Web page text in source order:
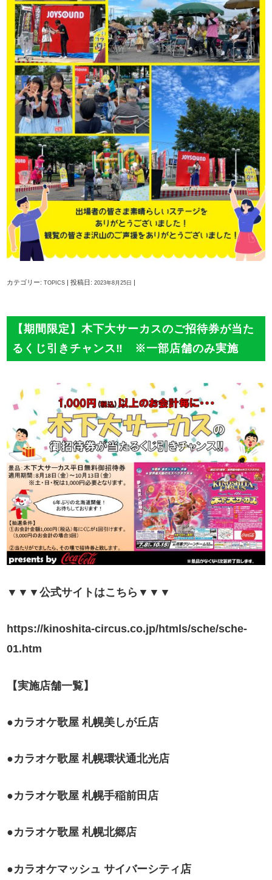
カテゴリー:TOPICS | 投稿日:2023年8月25日 |
【期間限定】木下大サーカスのご招待券が当た
るくじ引きチャンス‼ ※一部店舗のみ実施
▼▼▼公式サイトはこちら▼▼▼
https://kinoshita-circus.co.jp/htmls/sche/sche-
01.htm
【実施店舗一覧】
●カラオケ歌屋 札幌美しが丘店
●カラオケ歌屋 札幌環状通北光店
●カラオケ歌屋 札幌手稲前田店
●カラオケ歌屋 札幌北郷店
●カラオケマッシュ サイバーシティ店